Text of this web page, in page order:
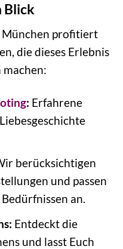
Blick
profitiert
die dieses Erlebnis
machen:
: Erfahrene
berücksichtigen
und passen
an.
Entdeckt die
und lasst Euch